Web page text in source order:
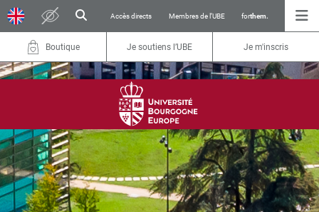
Accès directs Membres de l’UBE forthem.
Boutique Je soutiens l’UBE Je m'inscris